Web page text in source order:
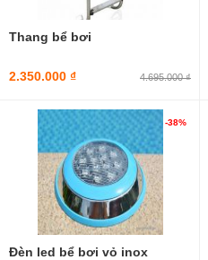
Thang bể bơi
2.350.000 ₫ 4.695.000 ₫
Đèn led bể bơi vỏ inox
-38%